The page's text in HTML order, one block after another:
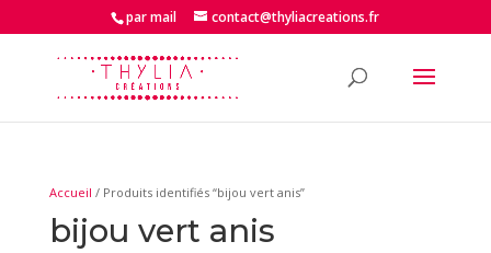
par mail contact@thyliacreations.fr
Accueil / Produits identifiés “bijou vert anis”
bijou vert anis